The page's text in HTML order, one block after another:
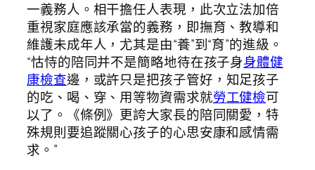
一義務人。相干擔任人表現，此次立法加倍
重視家庭應該承當的義務，即撫育、教導和
維護未成年人，尤其是由“養”到“育”的進級。
“怙恃的陪同并不是簡略地待在孩子身身體健
康檢查邊，或許只是把孩子管好，知足孩子
的吃、喝、穿、用等物資需求就勞工健檢可
以了。《條例》更誇大家長的陪同關愛，特
殊規則要追蹤關心孩子的心思安康和感情需
求。”